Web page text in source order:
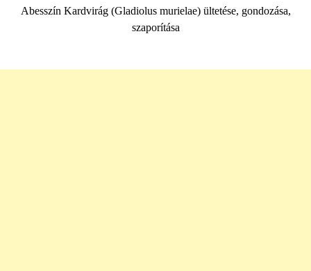
Abesszín Kardvirág (Gladiolus murielae) ültetése, gondozása,
szaporítása